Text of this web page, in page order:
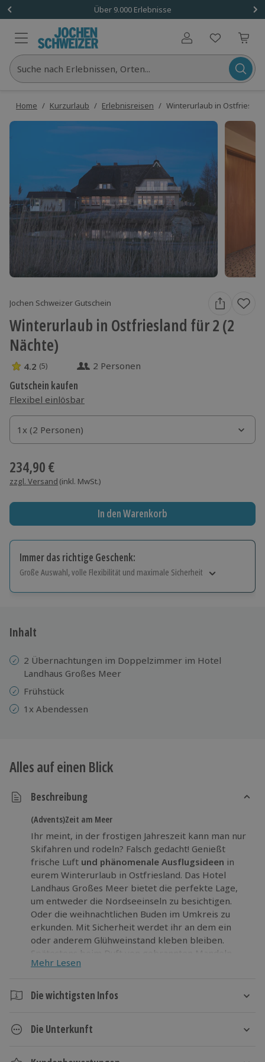
Über 9.000 Erlebnisse
Benutzerkonto
Suche nach Erlebnissen, Orten...
Home / Kurzurlaub / Erlebnisreisen / Winterurlaub in
Jochen Schweizer Gutschein
Winterurlaub in Ostfriesland für 2 (2
Nächte)
4.2 Sterne von 5 aus 5 Bewertungen
4.2 (5) 2 Personen
Gutschein kaufen
Flexibel einlösbar
1x (2 Personen)
1x (2 Personen)
1x (2 Personen)
234,90 €
zzgl. Versand (inkl. MwSt.)
In den Warenkorb
Immer das richtige Geschenk:
Große Auswahl, volle Flexibilität und maximale Sicherheit
Jeder Gutschein für alle Erlebnisse einlösbar.
10 Jahre gültig & verlängerbar.
Inhalt
2 Übernachtungen im Doppelzimmer im Hotel
Landhaus Großes Meer
Frühstück
1x Abendessen
Alles auf einen Blick
Beschreibung
(Advents)Zeit am Meer
Ihr meint, in der frostigen Jahreszeit kann man nur
Skifahren und rodeln? Falsch gedacht! Genießt
frische Luft und phänomenale Ausflugsideen in
eurem Winterurlaub in Ostfriesland. Das Hotel
Landhaus Großes Meer bietet die perfekte Lage,
um entweder die Nordseeinseln zu besichtigen.
Oder die weihnachtlichen Buden im Umkreis zu
erkunden. Mit Sicherheit werdet ihr an dem ein
oder anderem Glühweinstand kleben bleiben.
Spätestens beim Duft von gebrannten Mandeln
bewegt ihr euch nicht mehr vom Fleck. Was besucht
Traut ihr euch in die Kälte?
in Ostfriesland kann starten.
Mehr Lesen
Die wichtigsten Infos
3 Tage
Die Unterkunft